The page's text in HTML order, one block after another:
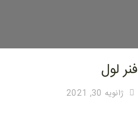
فنر لول
ژانویه 30, 2021